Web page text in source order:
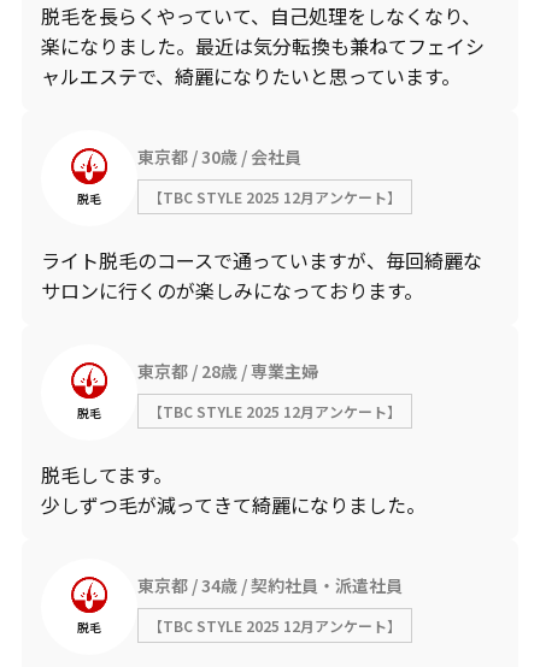
脱毛を長らくやっていて、自己処理をしなくなり、
楽になりました。最近は気分転換も兼ねてフェイシ
ャルエステで、綺麗になりたいと思っています。
脱毛
東京都 30歳 会社員
【TBC STYLE 2025 12月アンケート】
ライト脱毛のコースで通っていますが、毎回綺麗な
サロンに行くのが楽しみになっております。
脱毛
東京都 28歳 専業主婦
【TBC STYLE 2025 12月アンケート】
脱毛してます。
少しずつ毛が減ってきて綺麗になりました。
脱毛
東京都 34歳 契約社員・派遣社員
【TBC STYLE 2025 12月アンケート】